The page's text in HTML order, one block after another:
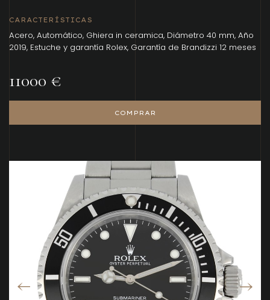
CARACTERÍSTICAS
Acero, Automático, Ghiera in ceramica, Diámetro 40 mm, Año
2019, Estuche y garantía Rolex, Garantía de Brandizzi 12 meses
11000 €
COMPRAR